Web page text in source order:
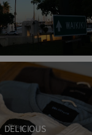
DELICIOUS